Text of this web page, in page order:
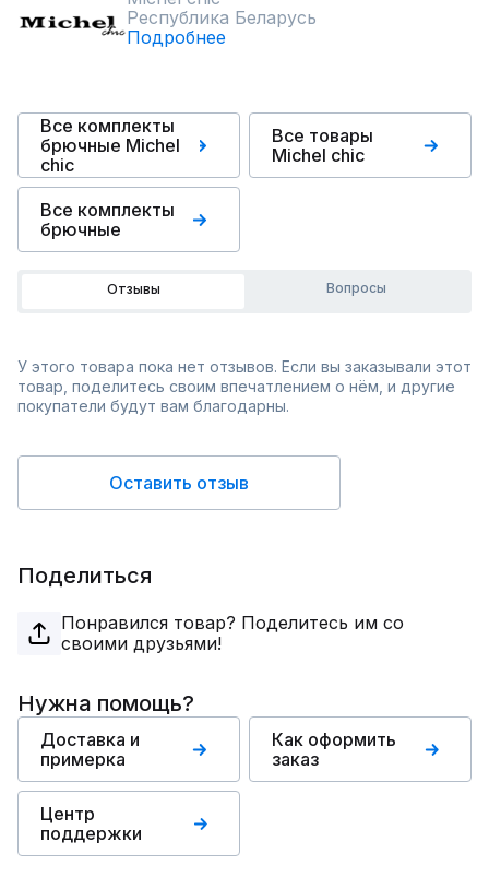
Республика Беларусь
Подробнее
Все комплекты
брючные Michel
chic
Все товары
Michel chic
Все комплекты
брючные
Отзывы Вопросы
У этого товара пока нет отзывов. Если вы заказывали этот
товар, поделитесь своим впечатлением о нём, и другие
покупатели будут вам благодарны.
Оставить отзыв
Поделиться
Понравился товар? Поделитесь им со
своими друзьями!
Нужна помощь?
Доставка и
примерка
Как оформить
заказ
Центр
поддержки